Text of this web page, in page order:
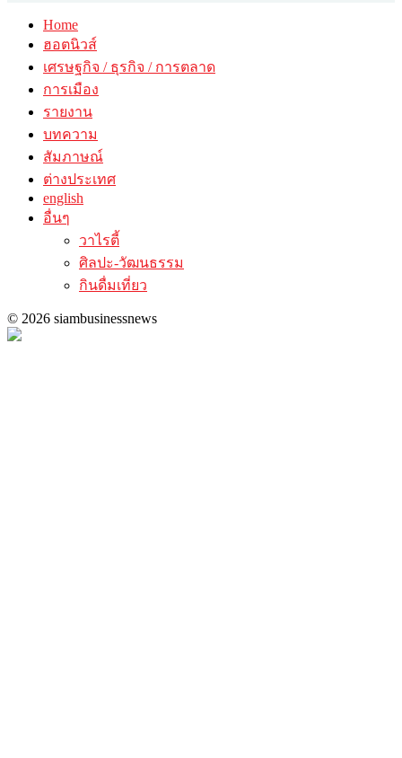
Home
ฮอตนิวส์
เศรษฐกิจ / ธุรกิจ / การตลาด
การเมือง
รายงาน
บทความ
สัมภาษณ์
ต่างประเทศ
english
อื่นๆ
วาไรตี้
ศิลปะ-วัฒนธรรม
กินดื่มเที่ยว
© 2026 siambusinessnews